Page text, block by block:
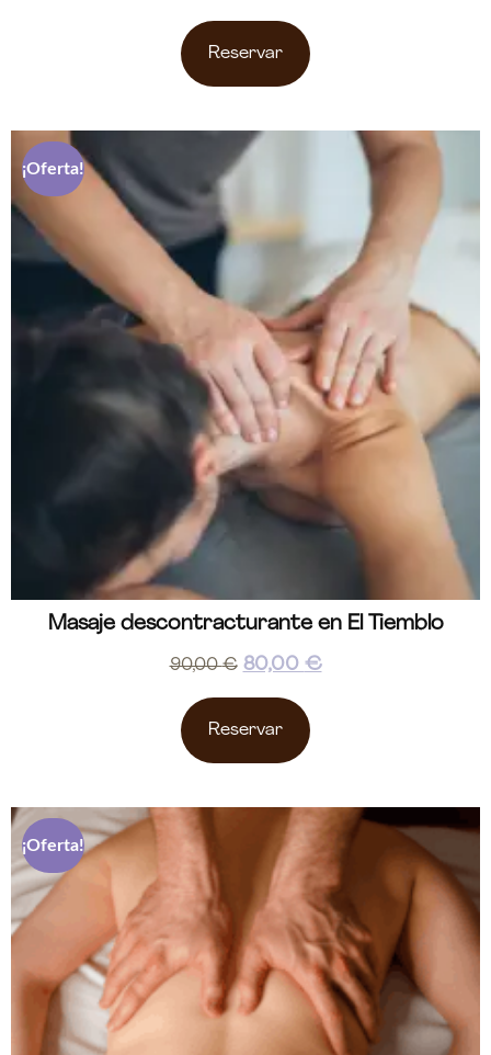
Reservar
¡Oferta!
Masaje descontracturante en El Tiemblo
90,00€ 80,00 €
Reservar
¡Oferta!